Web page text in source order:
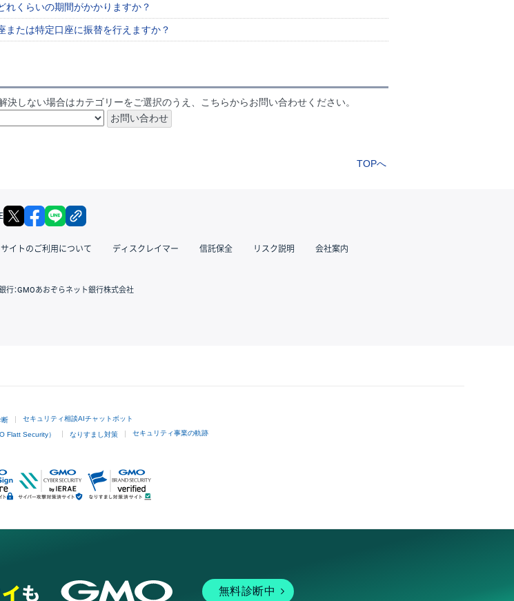
れくらいの期間がかかりますか？
または特定口座に振替を行えますか？
決しない場合はカテゴリーをご選択のうえ、こちらからお問い合わせください。
TOPへ
X facebook
サイトのご利用について ディスクレイマー 信託保全 リスク説明 会社案内
行：GMOあおぞらネット銀行株式会社
断 セキュリティ相談AIチャットボット
Flatt Security） なりすまし対策 セキュリティ事業の軌跡
無料診断中